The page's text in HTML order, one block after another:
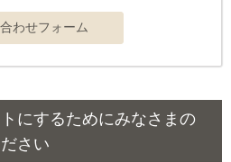
にするためにみなさまの
さい